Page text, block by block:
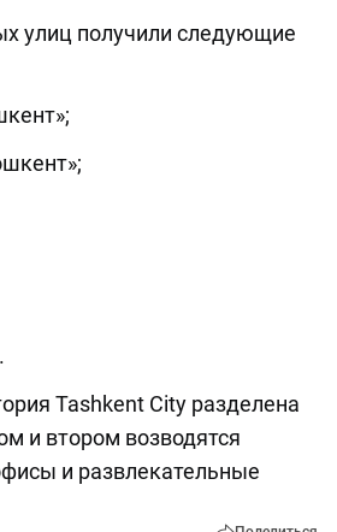
улиц получили следующие
Tashkent City разделена
и втором возводятся
и развлекательные